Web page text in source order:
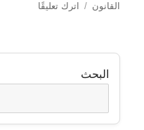
القانون
اترك تعليقًا
رؤية
البحث